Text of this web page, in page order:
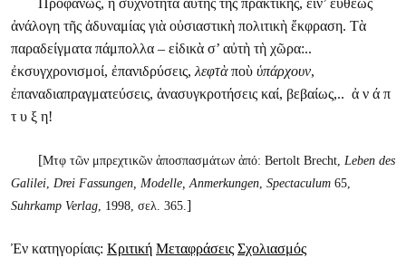
Προφανῶς, ἡ συχνότητα αὐτῆς τῆς πρακτικῆς, εἶν’ εὐθέως
ἀνάλογη τῆς ἀδυναμίας γιὰ οὐσιαστικὴ πολιτικὴ ἔκφραση. Τὰ
παραδείγματα πάμπολλα – εἰδικὰ σ’ αὐτὴ τὴ χῶρα:..
ἐκσυγχρονισμοί, ἐπανιδρύσεις,λεφτὰποὺ ὑπάρχουν,
ἐπαναδιαπραγματεύσεις, ἀνασυγκροτήσεις καί, βεβαίως,.. ἀ ν ά π
τ υ ξ η!
[Μτφ τῶν μπρεχτικῶν ἀποσπασμάτων ἀπό: Bertolt Brecht, Leben des
Galilei, Drei Fassungen, Modelle, Anmerkungen, Spectaculum 65,
Suhrkamp Verlag, 1998, σελ. 365.]
Ἐν κατηγορίαις: Κριτική Μεταφράσεις Σχολιασμός